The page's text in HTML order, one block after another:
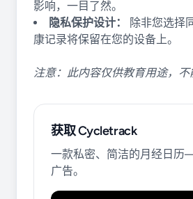
影响，一目了然。
隐私保护设计：
除非您选择
康记录将保留在您的设备上。
注意：此内容仅供教育用途，不
获取 Cycletrack
一款私密、简洁的月经日
广告。